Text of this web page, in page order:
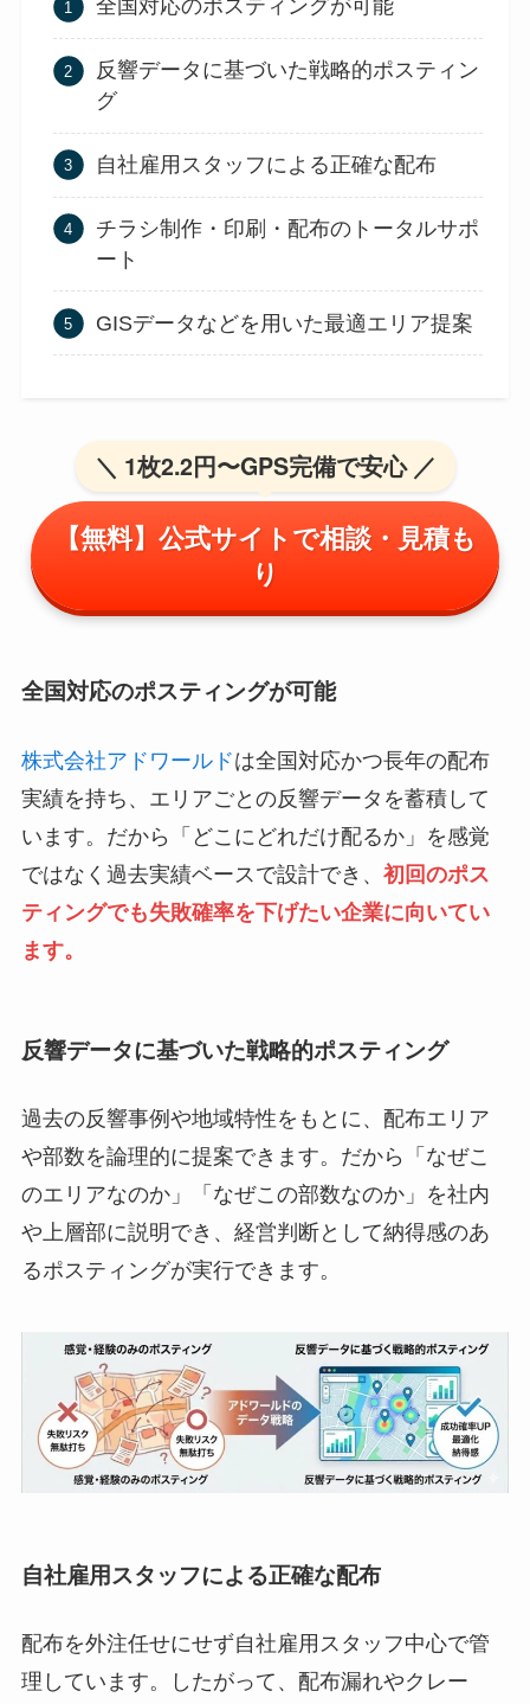
全国対応のポスティングが可能
反響データに基づいた戦略的ポスティン
グ
自社雇用スタッフによる正確な配布
チラシ制作・印刷・配布のトータルサポ
ート
GISデータなどを用いた最適エリア提案
＼ 1枚2.2円〜GPS完備で安心 ／
【無料】公式サイトで相談・見積も
り
全国対応のポスティングが可能
株式会社アドワールドは全国対応かつ長年の配布
実績を持ち、エリアごとの反響データを蓄積して
います。だから「どこにどれだけ配るか」を感覚
ではなく過去実績ベースで設計でき、 初回のポス
ティングでも失敗確率を下げたい企業に向いてい
ます。
反響データに基づいた戦略的ポスティング
過去の反響事例や地域特性をもとに、配布エリア
や部数を論理的に提案できます。だから「なぜこ
のエリアなのか」「なぜこの部数なのか」を社内
や上層部に説明でき、経営判断として納得感のあ
るポスティングが実行できます。
自社雇用スタッフによる正確な配布
配布を外注任せにせず自社雇用スタッフ中心で管
理しています。したがって、配布漏れやクレー